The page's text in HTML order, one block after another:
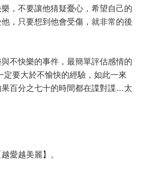
，不要讓他猜疑憂心，希望自己的
，只要想到他會受傷，就非常的後
不快樂的事件，最簡單評估感情的
定要大於不愉快的經驗，如此一來
百分之七十的時間都在諜對諜…太
愛越美麗】。